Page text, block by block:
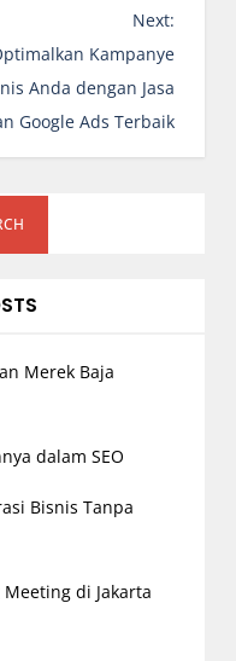
Next:
Kampanye
Anda dengan Jasa
Google Ads Terbaik
Merek Baja
dalam SEO
Bisnis Tanpa
di Jakarta